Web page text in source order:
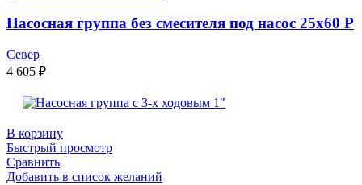
Насосная группа без смесителя под насос 25х60 P
Север
4 605 ₽
В корзину
Быстрый просмотр
Сравнить
Добавить в список желаний